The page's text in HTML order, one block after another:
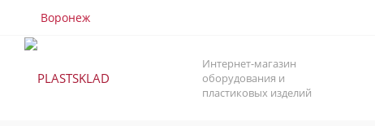
Воронеж
Интернет-магазин
оборудования и
пластиковых изделий